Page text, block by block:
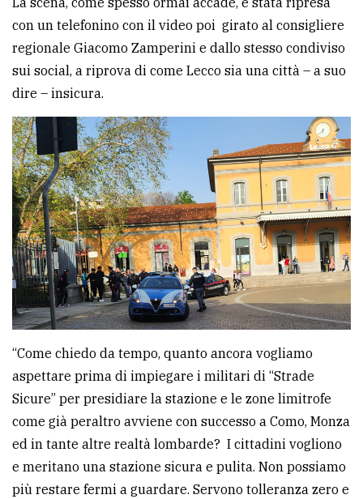
Ricerca
avanzata
ALTRE
TESTATE
PRIVACY
Privacy
policy
Cookie
policy
con un telefonino con il video poi girato al consigliere
regionale Giacomo Zamperini e dallo stesso condiviso
sui social, a riprova di come Lecco sia una città – a suo
dire – insicura.
“Come chiedo da tempo, quanto ancora vogliamo
aspettare prima di impiegare i militari di “Strade
Sicure” per presidiare la stazione e le zone limitrofe
come già peraltro avviene con successo a Como, Monza
ed in tante altre realtà lombarde? I cittadini vogliono
e meritano una stazione sicura e pulita. Non possiamo
più restare fermi a guardare. Servono tolleranza zero e